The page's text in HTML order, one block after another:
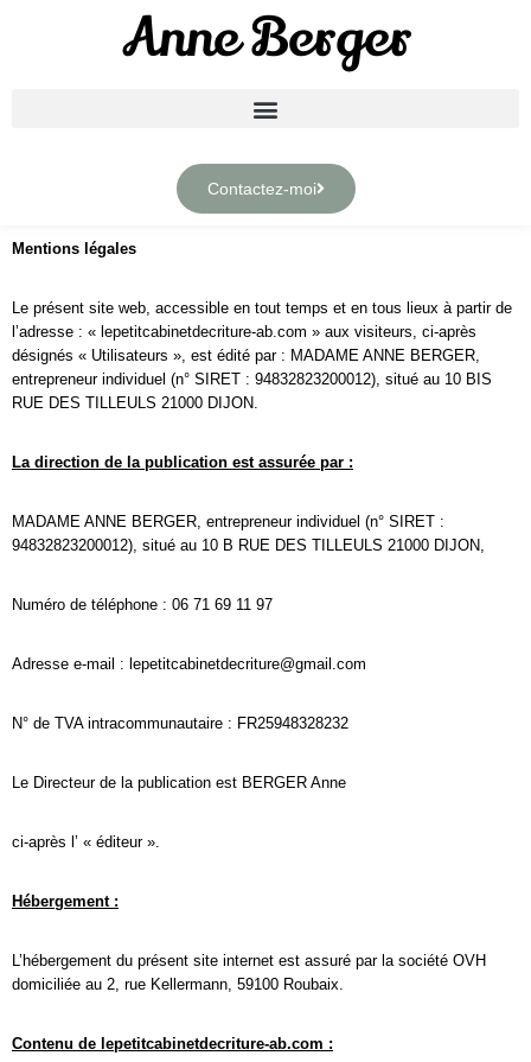
Anne Berger
Contactez-moi
Mentions légales
Le présent site web, accessible en tout temps et en tous lieux à partir de
l’adresse : « lepetitcabinetdecriture-ab.com » aux visiteurs, ci-après
désignés « Utilisateurs », est édité par : MADAME ANNE BERGER,
entrepreneur individuel (n° SIRET : 94832823200012), situé au 10 BIS
RUE DES TILLEULS 21000 DIJON.
La direction de la publication est assurée par :
MADAME ANNE BERGER, entrepreneur individuel (n° SIRET :
94832823200012), situé au 10 B RUE DES TILLEULS 21000 DIJON,
Numéro de téléphone : 06 71 69 11 97
Adresse e-mail : lepetitcabinetdecriture@gmail.com
N° de TVA intracommunautaire : FR25948328232
Le Directeur de la publication est BERGER Anne
ci-après l’ « éditeur ».
Hébergement :
L’hébergement du présent site internet est assuré par la société OVH
domiciliée au 2, rue Kellermann, 59100 Roubaix.
Contenu de lepetitcabinetdecriture-ab.com :